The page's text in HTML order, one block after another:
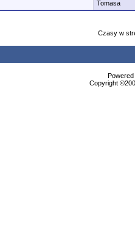
Tomasa
Czasy w
Copyright